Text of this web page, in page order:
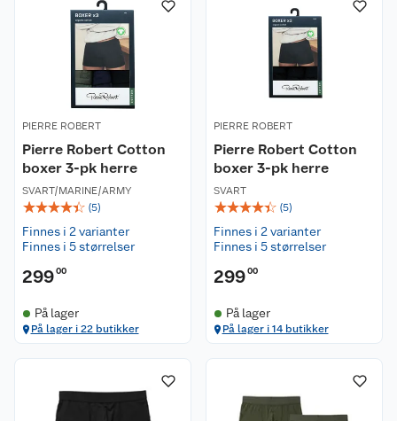
PIERRE ROBERT
Pierre Robert Cotton
boxer 3-pk herre
SVART/MARINE/ARMY
☆☆☆☆☆ (5)
Finnes i 2 varianter
Finnes i 5 størrelser
29900
På lager
På lager i 22 butikker
PIERRE ROBERT
Pierre Robert Cotton
boxer 3-pk herre
SVART
☆☆☆☆☆ (5)
Finnes i 2 varianter
Finnes i 5 størrelser
29900
På lager
På lager i 14 butikker